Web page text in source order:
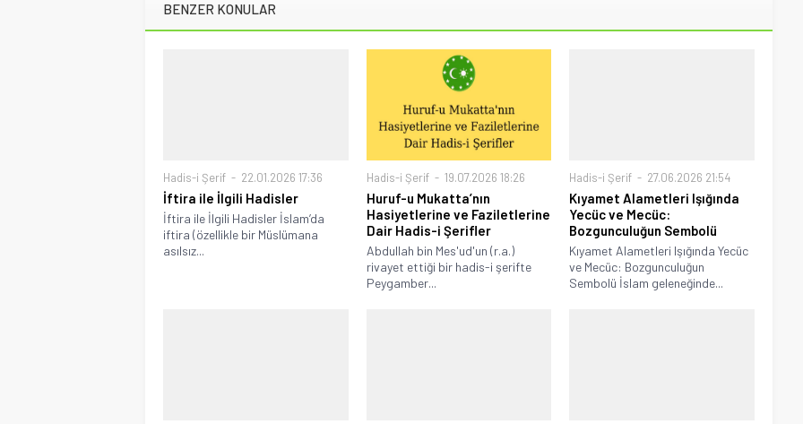
BENZER KONULAR
Hadis-i Şerif 22.01.2026 17:36
İftira ile İlgili Hadisler
İftira ile İlgili Hadisler İslam’da
iftira (özellikle bir Müslümana
asılsız...
Hadis-i Şerif 19.07.2026 18:26
Huruf-u Mukatta’nın
Hasiyetlerine ve Faziletlerine
Dair Hadis-i Şerifler
Abdullah bin Mes'ud'un (r.a.)
rivayet ettiği bir hadis-i şerifte
Peygamber...
Hadis-i Şerif 27.06.2026 21:54
Kıyamet Alametleri Işığında
Yecüc ve Mecüc:
Bozgunculuğun Sembolü
Kıyamet Alametleri Işığında Yecüc
ve Mecüc: Bozgunculuğun
Sembolü İslam geleneğinde...